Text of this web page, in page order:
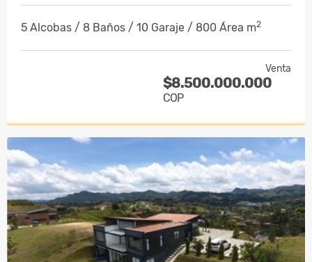
5 Alcobas / 8 Baños / 10 Garaje / 800 Área m2
Venta
$8.500.000.000
COP